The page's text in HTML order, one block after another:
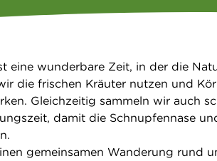
eine wunderbare Zeit, in der die
die frischen Kräuter nutzen und
Gleichzeitig sammeln wir auch
damit die Schnupfennase
gemeinsamen Wanderung rund